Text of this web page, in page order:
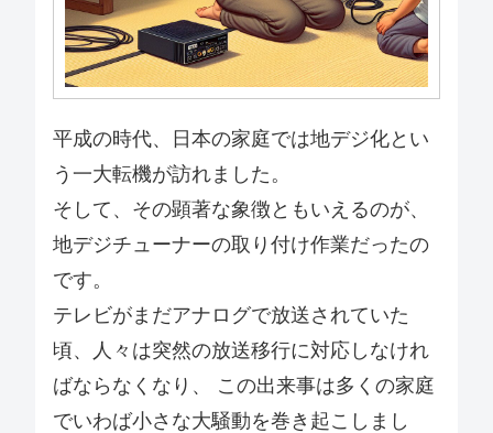
平成の時代、日本の家庭では地デジ化とい
う一大転機が訪れました。
そして、その顕著な象徴ともいえるのが、
地デジチューナーの取り付け作業だったの
です。
テレビがまだアナログで放送されていた
頃、人々は突然の放送移行に対応しなけれ
ばならなくなり、 この出来事は多くの家庭
でいわば小さな大騒動を巻き起こしまし